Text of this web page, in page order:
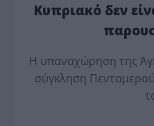
Κυπριακό δεν
Η υπαναχώρηση της
σύγκληση